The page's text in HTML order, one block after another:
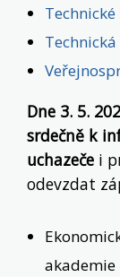
Dne 3. 5.
srdečně k
uchazeče i
odevzdat
akademie